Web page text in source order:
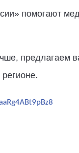
помогают
предлагаем